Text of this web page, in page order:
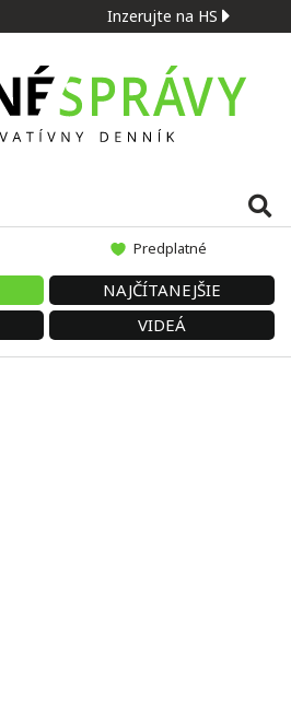
Inzerujte na HS
Predplatné
NAJČÍTANEJŠIE
VIDEÁ